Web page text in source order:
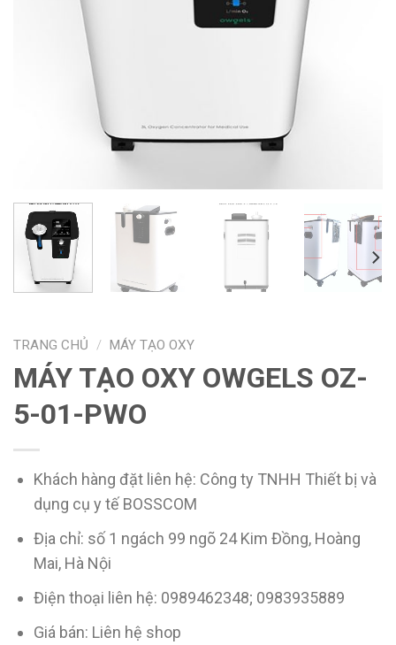
TRANG CHỦ / MÁY TẠO OXY
MÁY TẠO OXY OWGELS OZ-
5-01-PWO
Khách hàng đặt liên hệ: Công ty TNHH Thiết bị và
dụng cụ y tế BOSSCOM
Địa chỉ: số 1 ngách 99 ngõ 24 Kim Đồng, Hoàng
Mai, Hà Nội
Điện thoại liên hệ: 0989462348; 0983935889
Giá bán: Liên hệ shop